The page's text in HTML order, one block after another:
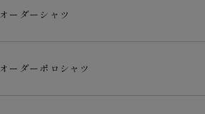
オーダーシャツ
オーダーポロシャツ